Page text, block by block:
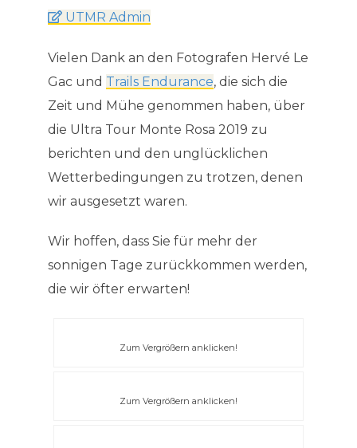
UTMR Admin
Vielen Dank an den Fotografen Hervé Le
Gac und Trails Endurance, die sich die
Zeit und Mühe genommen haben, über
die Ultra Tour Monte Rosa 2019 zu
berichten und den unglücklichen
Wetterbedingungen zu trotzen, denen
wir ausgesetzt waren.
Wir hoffen, dass Sie für mehr der
sonnigen Tage zurückkommen werden,
die wir öfter erwarten!
Zum Vergrößern anklicken!
Zum Vergrößern anklicken!